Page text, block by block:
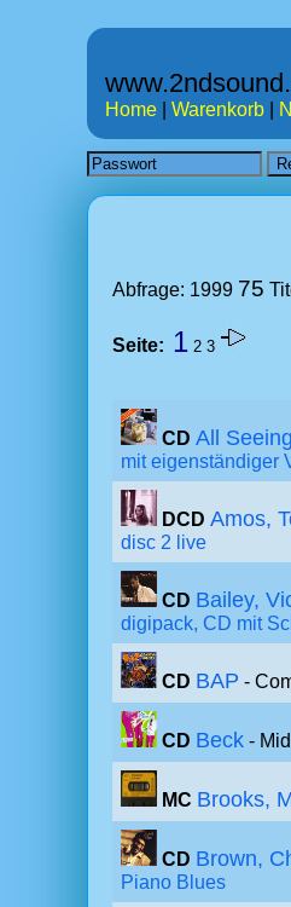
Home Warenkorb
Abfrage: 1999 75
Seite: 1 2 3
CD All
mit eigenständiger
DCD Amos,
disc 2 live
CD Bailey,
digipack, CD mit
CD BAP -
CD Beck -
MC Brooks,
CD Brown,
Piano Blues